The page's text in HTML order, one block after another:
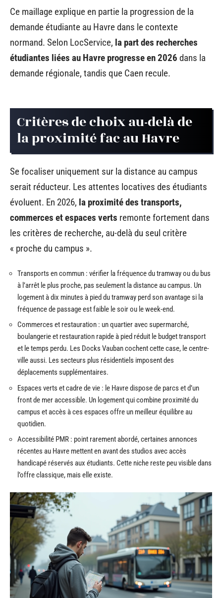
Ce maillage explique en partie la progression de la
demande étudiante au Havre dans le contexte
normand. Selon LocService, la part des recherches
étudiantes liées au Havre progresse en 2026 dans la
demande régionale, tandis que Caen recule.
Critères de choix au-delà de
la proximité fac au Havre
Se focaliser uniquement sur la distance au campus
serait réducteur. Les attentes locatives des étudiants
évoluent. En 2026, la proximité des transports,
commerces et espaces verts remonte fortement dans
les critères de recherche, au-delà du seul critère
« proche du campus ».
Transports en commun : vérifier la fréquence du tramway ou du bus
à l’arrêt le plus proche, pas seulement la distance au campus. Un
logement à dix minutes à pied du tramway perd son avantage si la
fréquence de passage est faible le soir ou le week-end.
Commerces et restauration : un quartier avec supermarché,
boulangerie et restauration rapide à pied réduit le budget transport
et le temps perdu. Les Docks Vauban cochent cette case, le centre-
ville aussi. Les secteurs plus résidentiels imposent des
déplacements supplémentaires.
Espaces verts et cadre de vie : le Havre dispose de parcs et d’un
front de mer accessible. Un logement qui combine proximité du
campus et accès à ces espaces offre un meilleur équilibre au
quotidien.
Accessibilité PMR : point rarement abordé, certaines annonces
récentes au Havre mettent en avant des studios avec accès
handicapé réservés aux étudiants. Cette niche reste peu visible dans
l’offre classique, mais elle existe.